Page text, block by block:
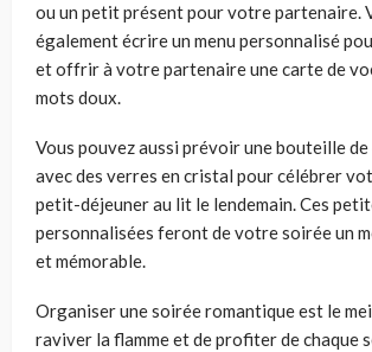
ou un petit présent pour votre partenaire.
également écrire un menu personnalisé
et offrir à votre partenaire une carte de
mots doux.
Vous pouvez aussi prévoir une bouteille de
avec des verres en cristal pour célébrer
petit-déjeuner au lit le lendemain. Ces
personnalisées feront de votre soirée un
et mémorable.
Organiser une soirée romantique est le
raviver la flamme et de profiter de chaque